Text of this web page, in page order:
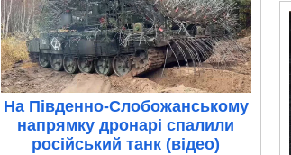
На Південно-Слобожанському
напрямку дронарі спалили
російський танк (відео)